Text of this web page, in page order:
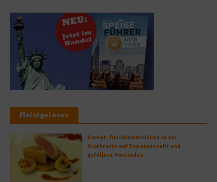
Meistgelesen
Rezept: Deichlammrücken in der
Brotkruste auf Tomatenconfit und
gefüllten Poveraden